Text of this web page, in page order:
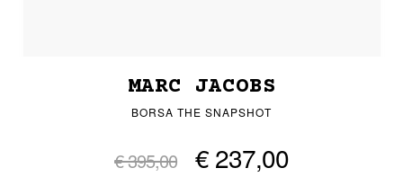
MARC JACOBS
BORSA THE SNAPSHOT
€ 395,00 € 237,00